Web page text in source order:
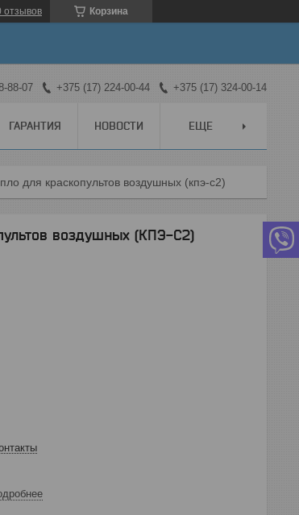
Корзина
отзывов
88-07 +375 (17) 224-00-44 +375 (17) 324-00-14
ГАРАНТИЯ НОВОСТИ ЕЩЕ
для краскопультов воздушных (кпэ-с2)
воздушных (КПЭ-С2)